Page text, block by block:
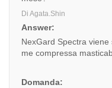
Di Agata.Shin
Answer:
NexGard Spectra
me compressa
Domanda: